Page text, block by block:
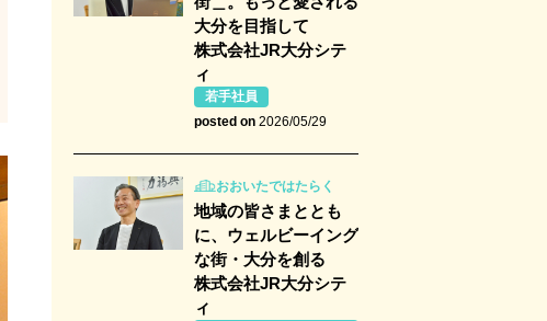
大分を目指して
株式会社JR大分シテ
ィ
若手社員
posted on 2026/05/29
おおいたではたらく
地域の皆さまととも
に、ウェルビーイング
な街・大分を創る
株式会社JR大分シテ
ィ